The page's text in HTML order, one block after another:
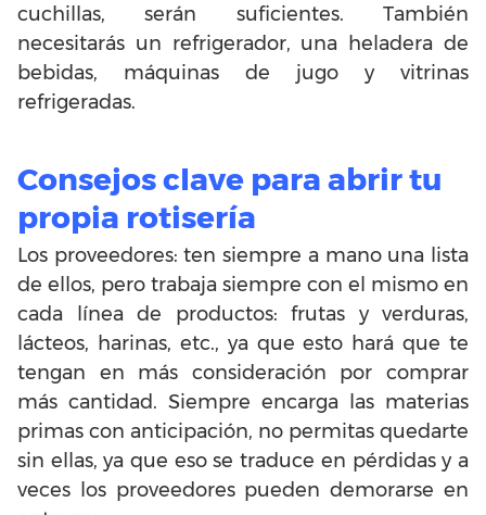
cuchillas, serán suficientes. También
necesitarás un refrigerador, una heladera de
bebidas, máquinas de jugo y vitrinas
refrigeradas.
Consejos clave para abrir tu
propia rotisería
Los proveedores: ten siempre a mano una lista
de ellos, pero trabaja siempre con el mismo en
cada línea de productos: frutas y verduras,
lácteos, harinas, etc., ya que esto hará que te
tengan en más consideración por comprar
más cantidad. Siempre encarga las materias
primas con anticipación, no permitas quedarte
sin ellas, ya que eso se traduce en pérdidas y a
veces los proveedores pueden demorarse en